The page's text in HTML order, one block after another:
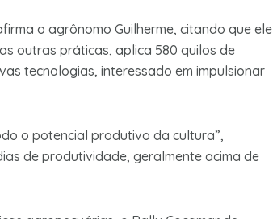
o agrônomo Guilherme, citando que ele
outras práticas, aplica 580 quilos de
tecnologias, interessado em impulsionar
o potencial produtivo da cultura”,
de produtividade, geralmente acima de